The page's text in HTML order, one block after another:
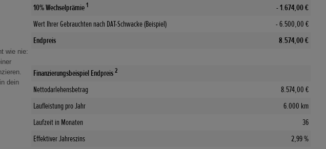
wie nie:
dein
10% Wechselprämie1
- 1.674,00 €
Wert Ihrer Gebrauchten nach DAT-Schwacke (Beispiel)
- 6.500,00 €
Endpreis
8.574,00 €
Finanzierungsbeispiel Endpreis2
Nettodarlehensbetrag
8.574,00 €
Laufleistung pro Jahr
6.000 km
Laufzeit in Monaten
36
Effektiver Jahreszins
2,99 %